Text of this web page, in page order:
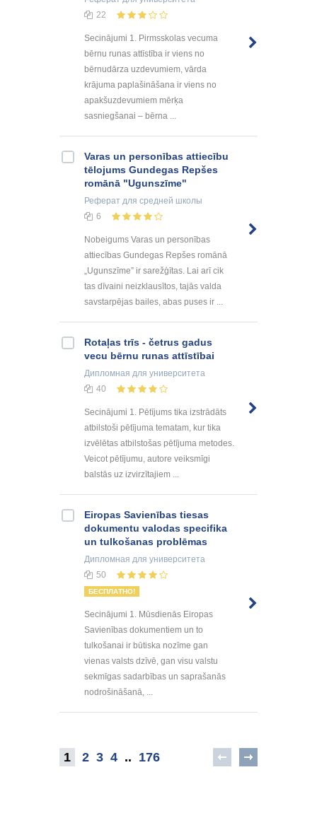
22
Secinājumi 1. Pirmsskolas vecuma
bērnu runas attīstība ir viens no
bērnudārza uzdevumiem, vārda
krājuma paplašināšana ir viens no
apakšuzdevumiem mērķa
sasniegšanai – bērna ...
Varas un personības attiecību
tēlojums Gundegas Repšes
romānā "Ugunszīme"
Реферат для средней школы
6
Nobeigums Varas un personības
attiecības Gundegas Repšes romānā
„Ugunszīme” ir sarežģītas. Lai arī cik
tas dīvaini neizklausītos, tajās valda
savstarpējas bailes, abas puses ir ...
Rotaļas trīs - četrus gadus
vecu bērnu runas attīstībai
Дипломная для университета
40
Secinājumi 1. Pētījums tika izstrādāts
atbilstoši pētījuma tematam, kur tika
izvēlētas atbilstošas pētījuma metodes.
Veicot pētījumu, autore veiksmīgi
balstās uz izvirzītajiem ...
Eiropas Savienības tiesas
dokumentu valodas specifika
un tulkošanas problēmas
Дипломная для университета
50
БЕСПЛАТНО!
Secinājumi 1. Mūsdienās Eiropas
Savienības dokumentiem un to
tulkošanai ir būtiska nozīme gan
vienas valsts dzīvē, gan visu valstu
sekmīgas sadarbības un saprašanās
nodrošināšanā, ...
1 2 3 4 .. 176